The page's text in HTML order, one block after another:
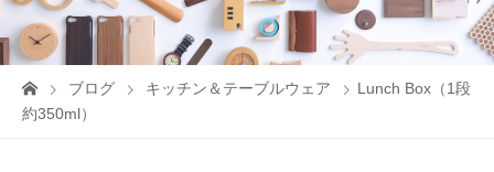
ブログ キッチン＆テーブルウェア
Lunch Box（1段
約350ml）